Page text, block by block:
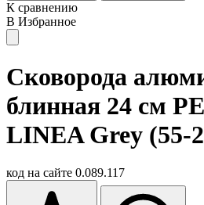
К сравнению
В Избранное
Сковорода
блинная 24 см
LINEA Grey (55-
код на сайте 0.089.117